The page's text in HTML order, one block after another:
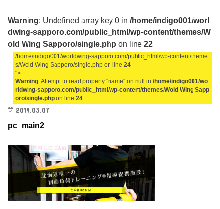
Warning: Undefined array key 0 in/home/indigo001/worl
dwing-sapporo.com/public_html/wp-content/themes/W
old Wing Sapporo/single.php on line22
/home/indigo001/worldwing-sapporo.com/public_html/wp-content/theme
s/Wold Wing Sapporo/single.php on line24
">
Warning: Attempt to read property "name" on null in/home/indigo001/wo
rldwing-sapporo.com/public_html/wp-content/themes/Wold Wing Sapp
oro/single.php on line24
2019.03.07
pc_main2